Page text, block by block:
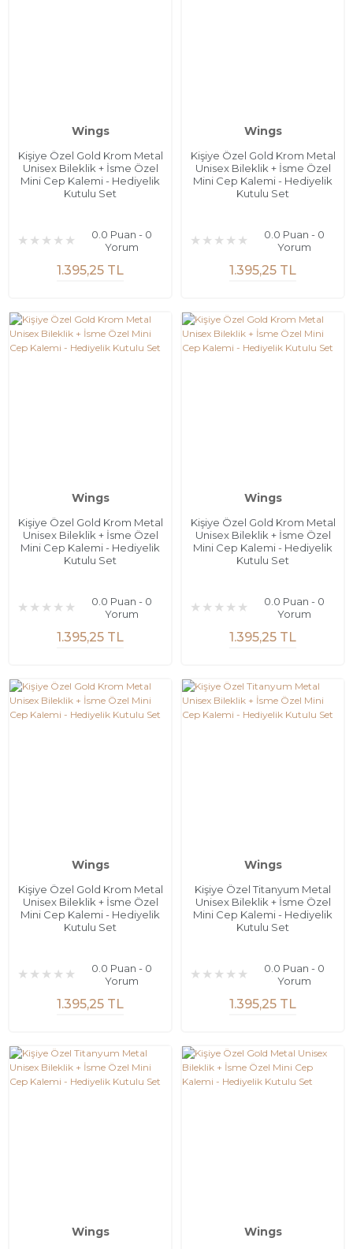
Wings
Kişiye Özel Gold Krom Metal
Unisex Bileklik + İsme Özel
Mini Cep Kalemi - Hediyelik
Kutulu Set
0.0 Puan - 0
Yorum
1.395,25 TL
Wings
Kişiye Özel Gold Krom Metal
Unisex Bileklik + İsme Özel
Mini Cep Kalemi - Hediyelik
Kutulu Set
0.0 Puan - 0
Yorum
1.395,25 TL
Wings
Kişiye Özel Gold Krom Metal
Unisex Bileklik + İsme Özel
Mini Cep Kalemi - Hediyelik
Kutulu Set
0.0 Puan - 0
Yorum
1.395,25 TL
Wings
Kişiye Özel Gold Krom Metal
Unisex Bileklik + İsme Özel
Mini Cep Kalemi - Hediyelik
Kutulu Set
0.0 Puan - 0
Yorum
1.395,25 TL
Wings
Kişiye Özel Gold Krom Metal
Unisex Bileklik + İsme Özel
Mini Cep Kalemi - Hediyelik
Kutulu Set
0.0 Puan - 0
Yorum
1.395,25 TL
Wings
Kişiye Özel Titanyum Metal
Unisex Bileklik + İsme Özel
Mini Cep Kalemi - Hediyelik
Kutulu Set
0.0 Puan - 0
Yorum
1.395,25 TL
Wings Wings